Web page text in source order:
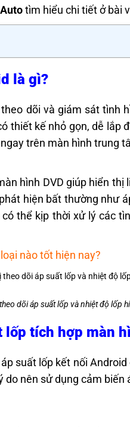
tìm hiểu chi tiết ở bài
là gì?
dõi và giám sát tình
thiết kế nhỏ gọn, dễ lắp
trên màn hình trung
hình DVD giúp hiển
hiện bất thường như
thể kịp thời xử lý các
nào tốt hiện nay?
dõi áp suất lốp và nhiệt độ lốp
lốp tích hợp màn
suất lốp kết nối
nên sử dụng cảm biến